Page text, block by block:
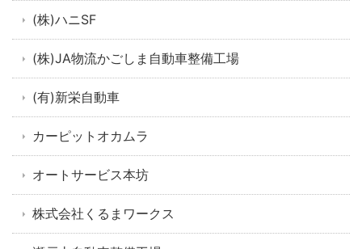
(株)ハニSF
(株)JA物流かごしま自動車整備工場
(有)新栄自動車
カーピットオカムラ
オートサービス本坊
株式会社くるまワークス